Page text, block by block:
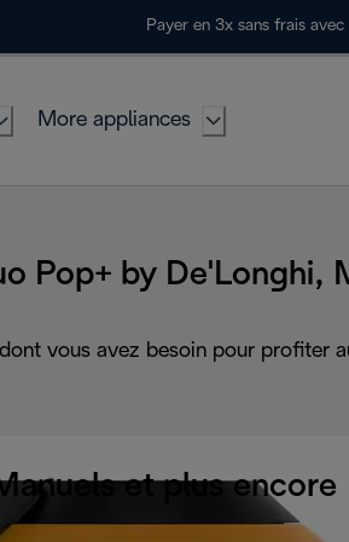
Payer en 3x sans frais avec
More appliances
Pop+ by De'Longhi,
dont vous avez besoin pour profiter
et plus encore